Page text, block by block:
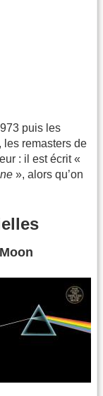
puis les
les remasters de
: il est écrit «
», alors qu’on